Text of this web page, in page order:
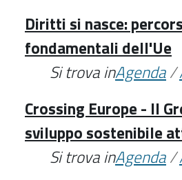
Diritti si nasce:
fondamentali dell'Ue
Si trova inAgenda/
Crossing Europe - Il
sviluppo sostenibile
Si trova inAgenda/